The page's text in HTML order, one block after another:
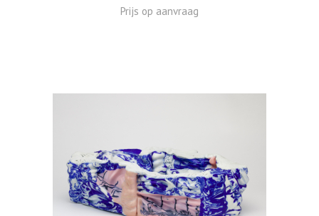
Prijs op aanvraag